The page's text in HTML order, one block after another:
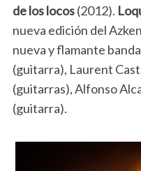
de los locos(2012).
nueva edición del
nueva y flamante
(guitarra), Laurent
(guitarras), Alfonso
(guitarra).